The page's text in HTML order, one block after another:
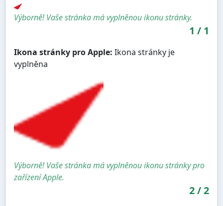
Výborně! Vaše stránka má vyplněnou ikonu stránky.
1 / 1
Ikona stránky pro Apple: Ikona stránky je
vyplněna
Výborně! Vaše stránka má vyplněnou ikonu stránky pro
zařízení Apple.
2/2